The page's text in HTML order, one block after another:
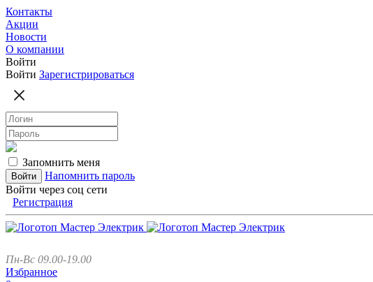
Контакты
Акции
Новости
О компании
Войти
Войти Зарегистрироваться
Запомнить меня
Напомнить пароль
Войти через соц сети
Регистрация
Пн-Вс 09.00-19.00
Избранное